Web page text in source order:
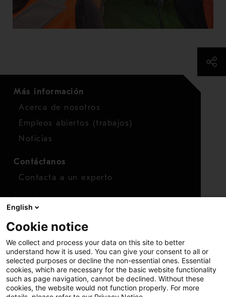
Más información
Acerca de nosotros
Empleos abiertos (trabajos)
Noticias
Contáctanos
Contacta a un experto
Finanzas
Acciones
English
Cookie notice
We collect and process your data on this site to better
understand how it is used. You can give your consent to all or
selected purposes or decline the non-essential ones. Essential
cookies, which are necessary for the basic website functionality
such as page navigation, cannot be declined. Without these
cookies, the website would not function properly. For more